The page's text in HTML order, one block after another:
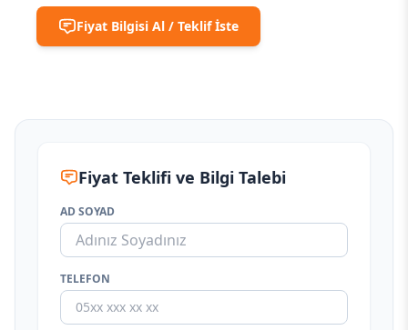
Fiyat Bilgisi Al / Teklif İste
Fiyat Teklifi ve Bilgi Talebi
AD SOYAD
TELEFON